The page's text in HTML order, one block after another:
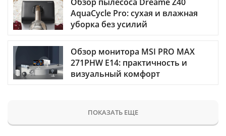
Обзор пылесоса Dreame Z40
AquaCycle Pro: сухая и влажная
уборка без усилий
Обзор монитора MSI PRO MAX
271PHW E14: практичность и
визуальный комфорт
ПОКАЗАТЬ ЕЩЕ